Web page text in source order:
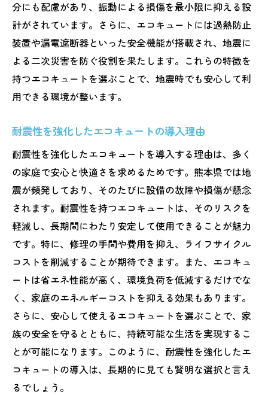
分にも配慮があり、振動による損傷を最小限に抑える設
計がされています。さらに、エコキュートには過熱防止
装置や漏電遮断器といった安全機能が搭載され、地震に
よる二次災害を防ぐ役割を果たします。これらの特徴を
持つエコキュートを選ぶことで、地震時でも安心して利
用できる環境が整います。
耐震性を強化したエコキュートの導入理由
耐震性を強化したエコキュートを導入する理由は、多く
の家庭で安心と快適さを求めるためです。熊本県では地
震が頻発しており、そのたびに設備の故障や損傷が懸念
されます。耐震性を持つエコキュートは、そのリスクを
軽減し、長期間にわたり安定して使用できることが魅力
です。特に、修理の手間や費用を抑え、ライフサイクル
コストを削減することが期待できます。また、エコキュ
ートは省エネ性能が高く、環境負荷を低減するだけでな
く、家庭のエネルギーコストを抑える効果もあります。
さらに、安心して使えるエコキュートを選ぶことで、家
族の安全を守るとともに、持続可能な生活を実現するこ
とが可能になります。このように、耐震性を強化したエ
コキュートの導入は、長期的に見ても賢明な選択と言え
るでしょう。